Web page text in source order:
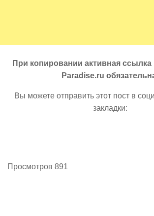
При копировании активная ссылка
Paradise.ru
Вы можете отправить этот пост в
закладки:
Просмотров 891